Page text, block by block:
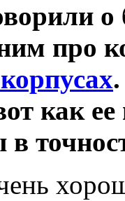
о
про
как